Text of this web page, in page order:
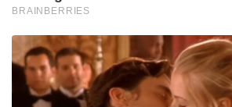
विकसित करने पर विशेष ध्यान देने के
प्रयासों का समर्थन करना चाहिए।
अमेरिका नाटो प्लस व्यवस्था को मजबूत